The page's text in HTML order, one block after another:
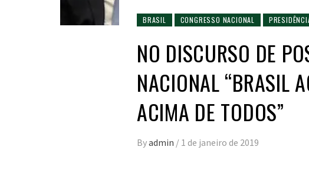
BRASIL CONGRESSO NACIONAL
NO DISCURSO DE
NACIONAL “BRASIL
ACIMA DE TODOS”
Byadmin / 1 de janeiro de 2019